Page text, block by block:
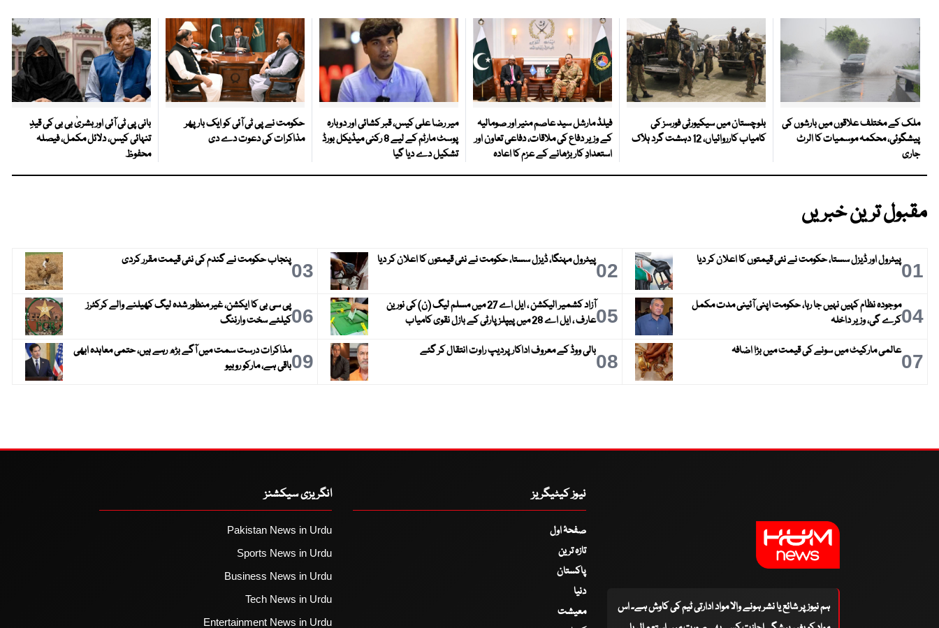
ملک کے مختلف علاقوں میں بارشوں کی
پیشگوئی، محکمہ موسمیات کا الرٹ
جاری
بلوچستان میں سیکیورٹی فورسز کی
کامیاب کارروائیاں، 12 دہشت گرد ہلاک
فیلڈ مارشل سید عاصم منیر اور صومالیہ
کے وزیر دفاع کی ملاقات، دفاعی تعاون اور
استعدادِ کار بڑھانے کے عزم کا اعادہ
میر رضا علی کیس، قبر کشائی اور دوبارہ
پوسٹ مارٹم کے لیے 8 رکنی میڈیکل بورڈ
تشکیل دے دیا گیا
حکومت نے پی ٹی آئی کو ایک بارپھر
مذاکرات کی دعوت دے دی
بانی پی ٹی آئی اور بشریٰ بی بی کی قیدِ
تنہائی کیس، دلائل مکمل، فیصلہ
محفوظ
مقبول ترین خبریں
01پیٹرول اور ڈیزل سستا، حکومت نے نئی قیمتوں کا اعلان کر دیا 02پیٹرول مہنگا، ڈیزل سستا، حکومت نے نئی قیمتوں کا اعلان کر دیا 03پنجاب حکومت نے گندم کی نئی قیمت مقرر کردی
04موجودہ نظام کہیں نہیں جا رہا، حکومت اپنی آئینی مدت مکمل
کرے گی، وزیر داخلہ
05
آزاد کشمیر الیکشن ، ایل اے 27 میں مسلم لیگ (ن) کی نورین
عارف ، ایل اے 28 میں پیپلز پارٹی کے بازل نقوی کامیاب
06پی سی بی کا ایکشن، غیر منظور شدہ لیگ کھیلنے والے کرکٹرز
کیلئے سخت وارننگ
07عالمی مارکیٹ میں سونے کی قیمت میں بڑا اضافہ 08بالی ووڈ کے معروف اداکار پردیپ راوت انتقال کر گئے 09مذاکرات درست سمت میں آگے بڑھ رہے ہیں، حتمی معاہدہ ابھی
باقی ہے، مارکو روبیو
ہم نیوز پر شائع یا نشر ہونے والا مواد ادارتی ٹیم کی کاوش ہے۔ اس
نیوز کیٹیگریز
صفحۂ اول
تازہ ترین
پاکستان
دنیا
معیشت
انگریزی سیکشنز
Pakistan News in Urdu
Sports News in Urdu
Business News in Urdu
Tech News in Urdu
Entertainment News in Urdu